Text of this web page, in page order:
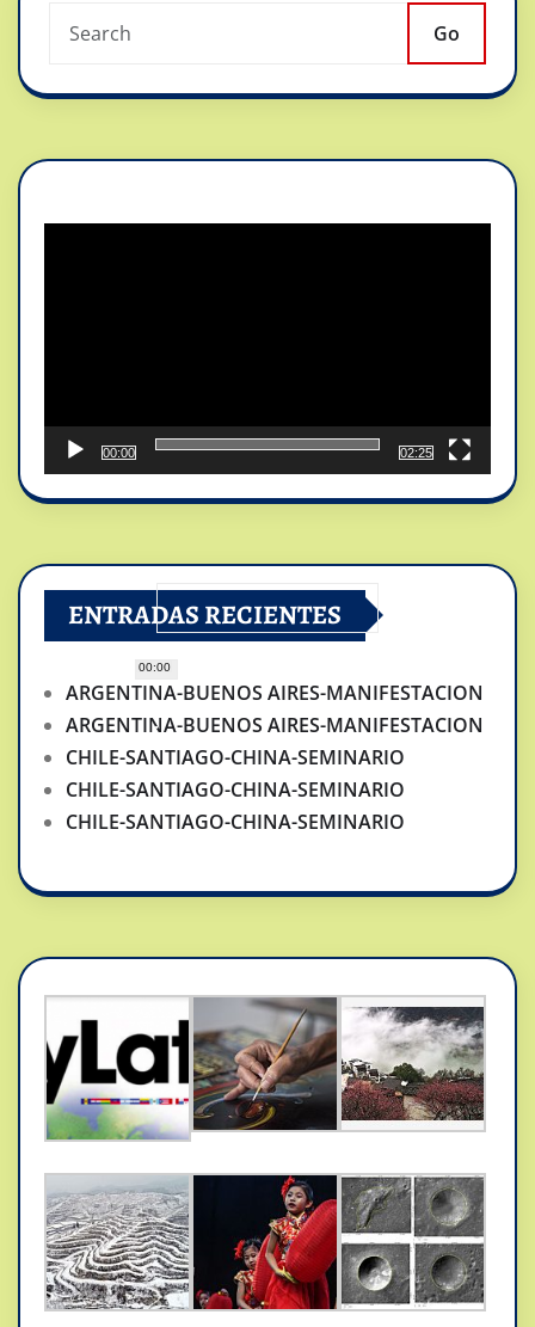
Go
00:00
00:00
02:25
ENTRADAS RECIENTES
ARGENTINA-BUENOS AIRES-MANIFESTACION
ARGENTINA-BUENOS AIRES-MANIFESTACION
CHILE-SANTIAGO-CHINA-SEMINARIO
CHILE-SANTIAGO-CHINA-SEMINARIO
CHILE-SANTIAGO-CHINA-SEMINARIO